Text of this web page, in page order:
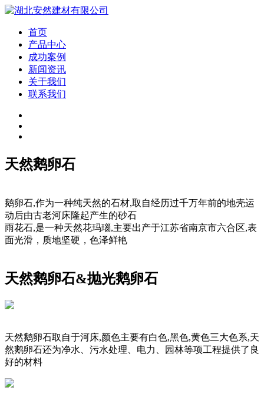
首页
产品中心
成功案例
新闻资讯
关于我们
联系我们
天然鹅卵石
鹅卵石,作为一种纯天然的石材,取自经历过千万年前的地壳运
动后由古老河床隆起产生的砂石
雨花石,是一种天然花玛瑙,主要出产于江苏省南京市六合区,表
面光滑，质地坚硬，色泽鲜艳
天然鹅卵石&抛光鹅卵石
天然鹅卵石取自于河床,颜色主要有白色,黑色,黄色三大色系,天
然鹅卵石还为净水、污水处理、电力、园林等项工程提供了良
好的材料